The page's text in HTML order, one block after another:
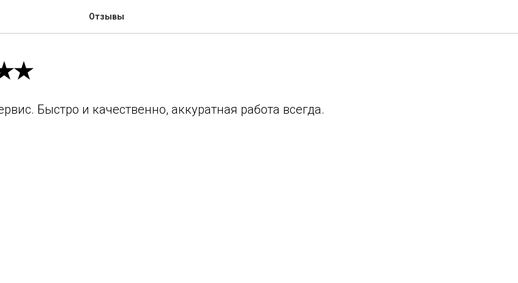
Отзывы
Быстро и качественно, аккуратная работа всегда.